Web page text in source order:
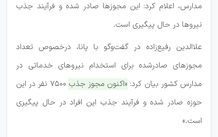
مدارس، اعلام کرد: این مجوزها صادر شده و فرآیند جذب
نیروها در حال پیگیری است.
علاالدین رفیع‌زاده در گفت‌وگو با پانا، درخصوص تعداد
مجوزهای صادرشده برای استخدام نیروهای خدماتی در
مدارس کشور بیان کرد:
«اکنون مجوز جذب ۷۵۰۰ نفر در این
حوزه صادر شده و فرآیند جذب این افراد در حال پیگیری
است.»